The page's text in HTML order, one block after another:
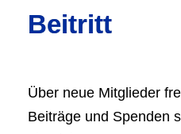
Beitritt
Über neue Mitglieder
Beiträge und Spenden